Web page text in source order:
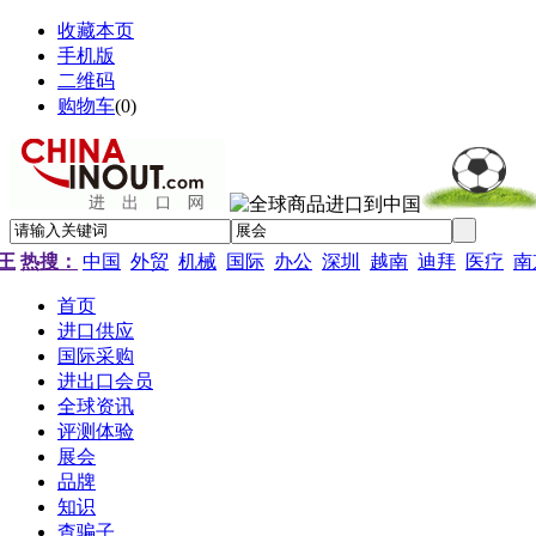
收藏本页
手机版
二维码
购物车(0)
热搜： 中国 外贸 机械 国际 办公 深圳 越南 迪拜 医疗 南
首页
进口供应
国际采购
进出口会员
全球资讯
评测体验
展会
品牌
知识
查骗子